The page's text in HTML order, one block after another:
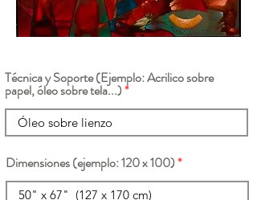
Técnica y Soporte (Ejemplo: Acrilico sobre
papel, óleo sobre tela...)
Dimensiones (ejemplo: 120 x 100)